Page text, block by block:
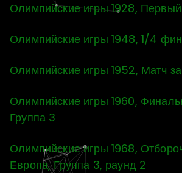
Олимпийские игры 1928,
Олимпийские игры 1948, 1/4
Олимпийские игры 1952, Матч
Олимпийские игры 1960,
Группа 3
Олимпийские игры 1968,
Европа, Группа 3, раунд 2